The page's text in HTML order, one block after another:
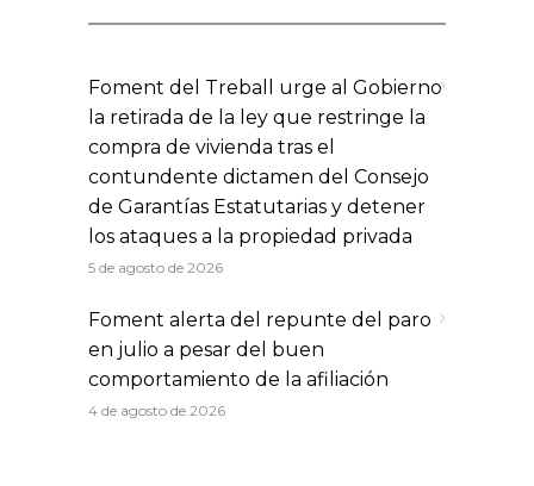
Foment del Treball urge al Gobierno
la retirada de la ley que restringe la
compra de vivienda tras el
contundente dictamen del Consejo
de Garantías Estatutarias y detener
los ataques a la propiedad privada
5 de agosto de 2026
Foment alerta del repunte del paro
en julio a pesar del buen
comportamiento de la afiliación
4 de agosto de 2026